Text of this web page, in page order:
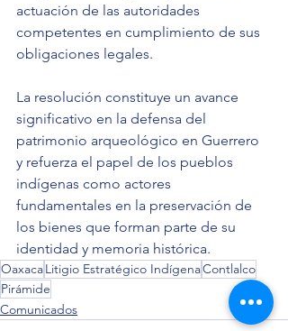
actuación de las autoridades
competentes en cumplimiento de sus
obligaciones legales.
La resolución constituye un avance
significativo en la defensa del
patrimonio arqueológico en Guerrero
y refuerza el papel de los pueblos
indígenas como actores
fundamentales en la preservación de
los bienes que forman parte de su
identidad y memoria histórica.
OaxacaLitigio Estratégico IndígenaContlalco
Pirámide
Comunicados